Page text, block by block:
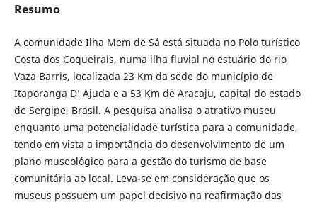
Resumo
A comunidade Ilha Mem de Sá está situada no Polo turístico
Costa dos Coqueirais, numa ilha fluvial no estuário do rio
Vaza Barris, localizada 23 Km da sede do município de
Itaporanga D’ Ajuda e a 53 Km de Aracaju, capital do estado
de Sergipe, Brasil. A pesquisa analisa o atrativo museu
enquanto uma potencialidade turística para a comunidade,
tendo em vista a importância do desenvolvimento de um
plano museológico para a gestão do turismo de base
comunitária ao local. Leva-se em consideração que os
museus possuem um papel decisivo na reafirmação das